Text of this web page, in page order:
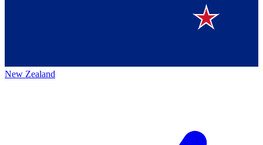
New Zealand